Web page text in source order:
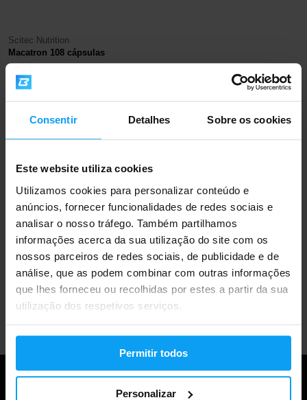
Consentir Detalhes Sobre os cookies
Este website utiliza cookies
Utilizamos cookies para personalizar conteúdo e
anúncios, fornecer funcionalidades de redes sociais e
analisar o nosso tráfego. Também partilhamos
informações acerca da sua utilização do site com os
nossos parceiros de redes sociais, de publicidade e de
análise, que as podem combinar com outras informações
que lhes forneceu ou recolhidas por estes a partir da sua
utilização dos respetivos serviços.
Permitir todos
Personalizar
Scitec Nutrition
Macatron 108 cápsulas
30,90
Envio rápido
Mais de 3000 produtos em stock
Mais de 1.000.000 de clientes
Apoio ao cliente profissional